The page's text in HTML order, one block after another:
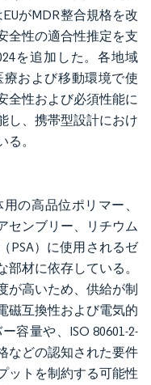
がMDR整合規格を改
全性の適合性推定を支
を追加した。各地域
療および移動環境で使
全性および必須性能に
し、携帯型設計におけ
。
の高品位ポリマー、
センブリー、リチウム
PSA）に使用されるゼ
材に依存している。
が高いため、供給が制
磁互換性および電気的
容量や、ISO 80601-2-
などの認知された要件
ットを制約する可能性